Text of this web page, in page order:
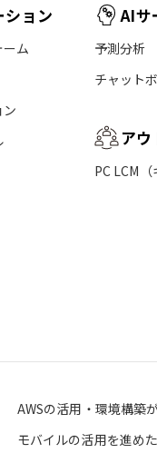
ション
ム
AIサ
予測分析
チャット
ア
PC LCM（
AWSの活用・環境構築
モバイルの活用を進め